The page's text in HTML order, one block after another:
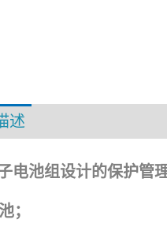
述
电池组设计的保护管
；